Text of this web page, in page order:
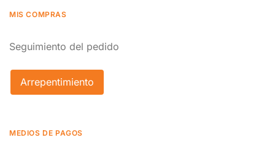
MIS COMPRAS
Seguimiento del pedido
Arrepentimiento
MEDIOS DE PAGOS